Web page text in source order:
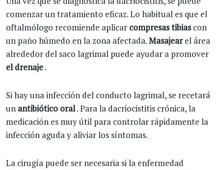
comenzar un tratamiento eficaz. Lo habitual es que el
oftalmólogo recomiende aplicar compresas tibiascon
un paño húmedo en la zona afectada.Masajearel área
alrededor del saco lagrimal puede ayudar a promover
el drenaje.
Si hay una infección del conducto lagrimal, se recetará
un antibiótico oral. Para la dacriocistitis crónica, la
medicación es muy útil para controlar rápidamente la
infección aguda y aliviar los síntomas.
La cirugía puede ser necesaria si la enfermedad